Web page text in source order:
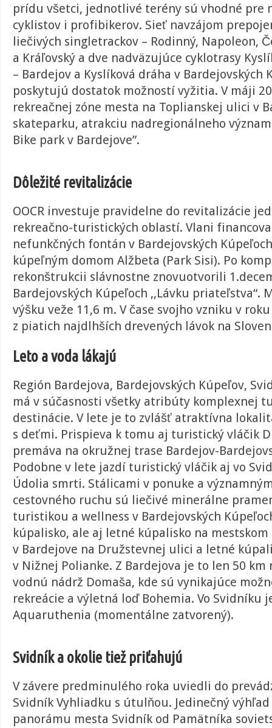
prídu všetci, jednotlivé terény sú vhodné pre
cyklistov i profibikerov. Sieť navzájom
liečivých singletrackov – Rodinný, Napoleon,
a Kráľovský a dve nadväzujúce cyklotrasy
– Bardejov a Kyslíková dráha v Bardejovských
poskytujú dostatok možností vyžitia. V máji
rekreačnej zóne mesta na Toplianskej ulici v
skateparku, atrakciu nadregionálneho
Bike park v Bardejove”.
Dôležité revitalizácie
OOCR investuje pravidelne do revitalizácie
rekreačno-turistických oblastí. Vlani
nefunkčných fontán v Bardejovských
kúpeľným domom Alžbeta (Park Sisi). Po
rekonštrukcii slávnostne znovuotvorili
Bardejovských Kúpeľoch ,,Lávku priateľstva“.
výšku veže 11,6 m. V čase svojho vzniku v
z piatich najdlhších drevených lávok na
Leto a voda lákajú
Región Bardejova, Bardejovských Kúpeľov,
má v súčasnosti všetky atribúty komplexnej
destinácie. V lete je to zvlášť atraktívna
s deťmi. Prispieva k tomu aj turistický vláčik
premáva na okružnej trase Bardejov-
Podobne v lete jazdí turistický vláčik aj vo
Údolia smrti. Stálicami v ponuke a
cestovného ruchu sú liečivé minerálne
turistikou a wellness v Bardejovských
kúpalisko, ale aj letné kúpalisko na
v Bardejove na Družstevnej ulici a letné
v Nižnej Polianke. Z Bardejova je to len 50 km
vodnú nádrž Domaša, kde sú vynikajúce
rekreácie a výletná loď Bohemia. Vo Svidníku
Aquaruthenia (momentálne zatvorený).
Svidník a okolie tiež priťahujú
V závere predminulého roka uviedli do
Svidník Vyhliadku s útulňou. Jedinečný
panorámu mesta Svidník od Pamätníka